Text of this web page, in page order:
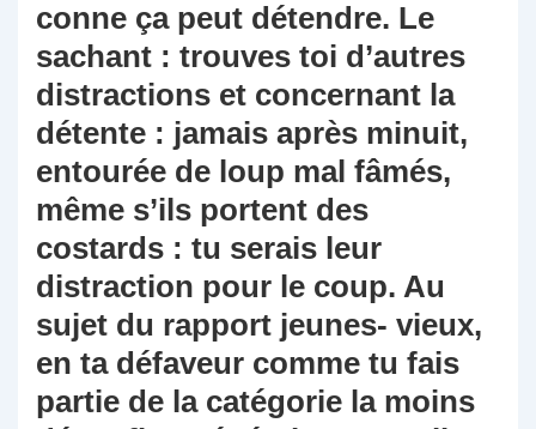
conne ça peut détendre. Le
sachant : trouves toi d’autres
distractions et concernant la
détente : jamais après minuit,
entourée de loup mal fâmés,
même s’ils portent des
costards : tu serais leur
distraction pour le coup. Au
sujet du rapport jeunes- vieux,
en ta défaveur comme tu fais
partie de la catégorie la moins